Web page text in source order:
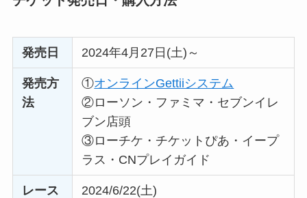
発売日 2024年4月27日(土)～
発売方
法
①オンラインGettiiシステム
②ローソン・ファミマ・セブンイレ
ブン店頭
③ローチケ・チケットぴあ・イープ
ラス・CNプレイガイド
レース
2024/6/22(土)